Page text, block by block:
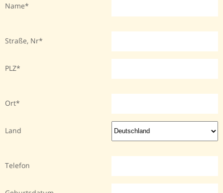
Name
Straße, Nr
PLZ
Ort
Land
Telefon